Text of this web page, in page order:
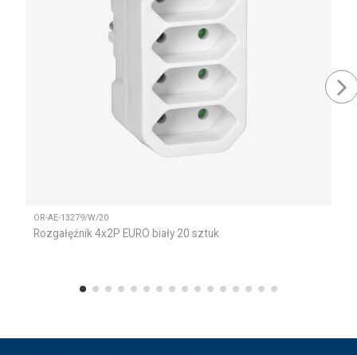
OR-AE-13279/W/20
Rozgałęźnik 4x2P EURO biały 20 sztuk